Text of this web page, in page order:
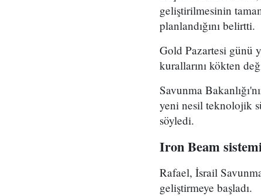
geliştirilmesinin
planlandığını belirtti.
Gold Pazartesi günü
kurallarını kökten
Savunma
yeni nesil teknolojik
söyledi.
Iron Beam
Rafael, İsrail
geliştirmeye başladı.